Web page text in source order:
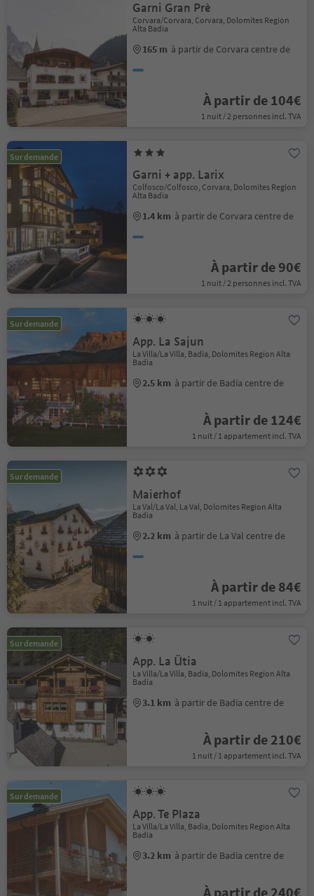
Garni Gran Prè
Corvara/Corvara, Corvara, Dolomites Region
Alta Badia
165 m à partir de Corvara centre de
À partir de 104€
1 nuit / 2 personnes incl. TVA
Sur demande
Garni + app. Larix
Colfosco/Colfosco, Corvara, Dolomites Region
Alta Badia
1.4 km à partir de Corvara centre de
À partir de 90€
1 nuit / 2 personnes incl. TVA
Sur demande
App. La Sajun
La Villa/La Villa, Badia, Dolomites Region Alta
Badia
2.5 km à partir de Badia centre de
À partir de 124€
1 nuit / 1 appartement incl. TVA
Sur demande
Maierhof
La Val/La Val, La Val, Dolomites Region Alta
Badia
2.2 km à partir de La Val centre de
À partir de 84€
1 nuit / 1 appartement incl. TVA
Sur demande
App. La Ütia
La Villa/La Villa, Badia, Dolomites Region Alta
Badia
3.1 km à partir de Badia centre de
À partir de 210€
1 nuit / 1 appartement incl. TVA
Sur demande
App. Te Plaza
La Villa/La Villa, Badia, Dolomites Region Alta
Badia
3.2 km à partir de Badia centre de
À partir de 240€